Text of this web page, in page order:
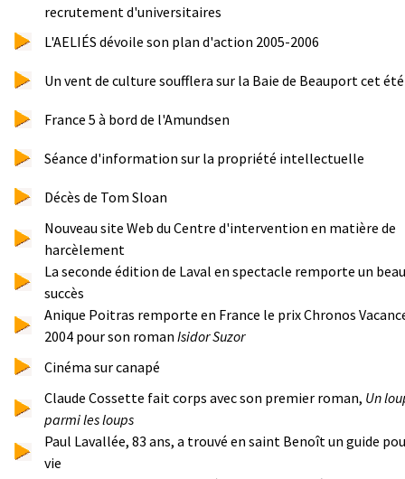
recrutement d'universitaires
L'AELIÉS dévoile son plan d'action 2005-2006
Un vent de culture soufflera sur la Baie de Beauport cet été
France 5 à bord de l'Amundsen
Séance d'information sur la propriété intellectuelle
Décès de Tom Sloan
Nouveau site Web du Centre d'intervention en matière de
harcèlement
La seconde édition de Laval en spectacle remporte un beau
succès
Anique Poitras remporte en France le prix Chronos
2004 pour son roman Isidor Suzor
Cinéma sur canapé
Claude Cossette fait corps avec son premier roman, Un
parmi les loups
Paul Lavallée, 83 ans, a trouvé en saint Benoît un guide
vie